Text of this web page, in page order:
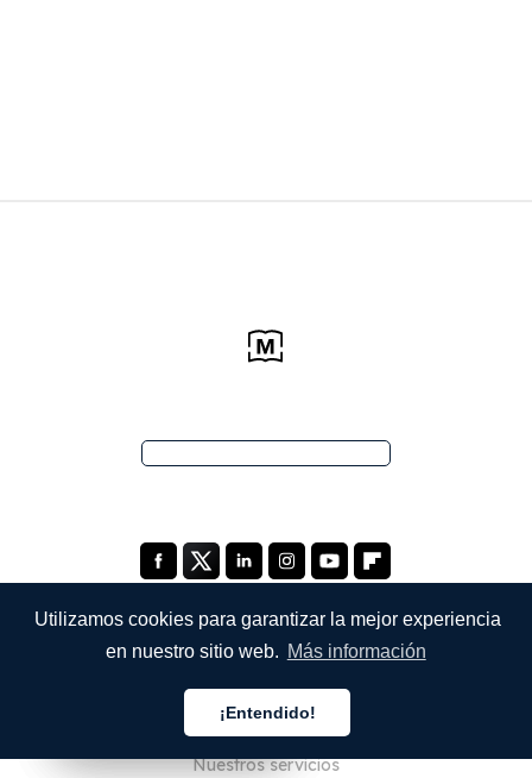
Utilizamos cookies para garantizar la mejor experiencia
en nuestro sitio web. Más información
¡Entendido!
Quiénes somos
Nuestros servicios
Español
Español
Español